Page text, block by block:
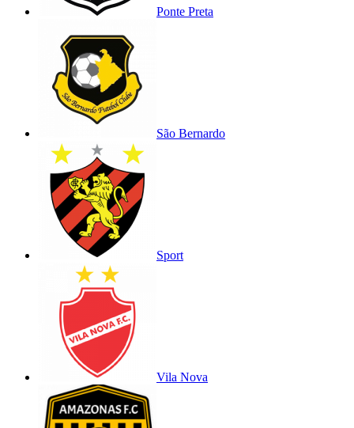
Ponte Preta
São Bernardo
Sport
Vila Nova